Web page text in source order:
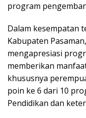
program
Dalam kesempatan
Kabupaten
mengapresiasi
memberikan
khususnya
poin ke 6 dari 10
Pendidikan dan